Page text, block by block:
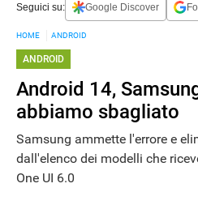
Seguici su: Google Discover
HOME ANDROID
ANDROID
Android 14,
abbiamo sbagliato
Samsung ammette l'errore e
dall'elenco dei modelli che
One UI 6.0